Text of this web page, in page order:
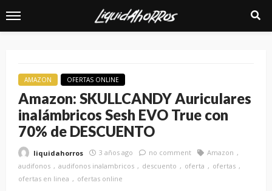
AMAZON OFERTAS ONLINE
Amazon: SKULLCANDY Auriculares
inalámbricos Sesh EVO True con
70% de DESCUENTO
liquidahorros 3 años ago no comment
Amazon
audifonos
audifonos inalambricos descuento oferta
ofertas
ofertas en linea
ofertas online